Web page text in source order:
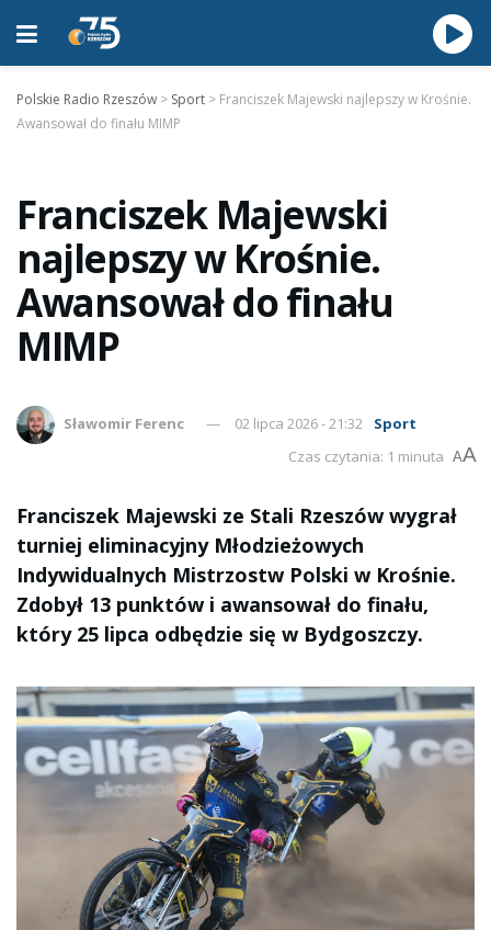
Polskie Radio Rzeszów > Sport > Franciszek Majewski najlepszy w Krośnie.
Awansował do finału MIMP
Franciszek Majewski
najlepszy w Krośnie.
Awansował do finału
MIMP
Sławomir Ferenc 02 lipca 2026 - 21:32
Sport
Czas czytania: 1 minuta AA
Franciszek Majewski ze Stali Rzeszów wygrał
turniej eliminacyjny Młodzieżowych
Indywidualnych Mistrzostw Polski w Krośnie.
Zdobył 13 punktów i awansował do finału,
który 25 lipca odbędzie się w Bydgoszczy.